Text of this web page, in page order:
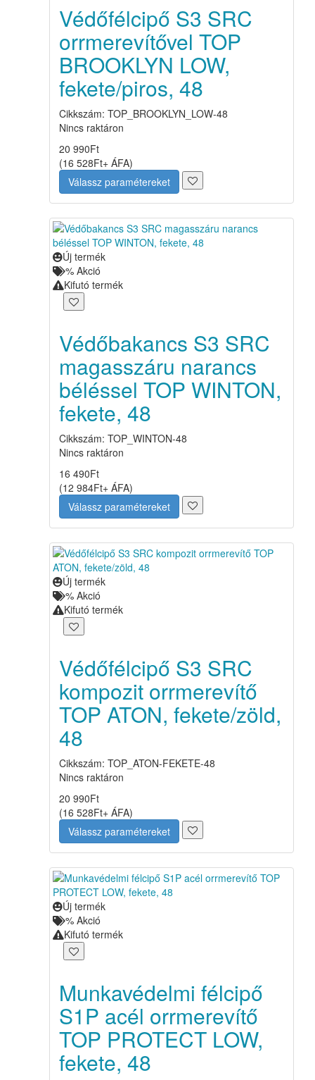
Védőfélcipő S3 SRC
orrmerevítővel TOP
BROOKLYN LOW,
fekete/piros, 48
Cikkszám: TOP_BROOKLYN_LOW-48
Nincs raktáron
20 990Ft
(16 528Ft+ ÁFA)
Válassz paramétereket
Új termék
% Akció
Kifutó termék
Védőbakancs S3 SRC
magasszáru narancs
béléssel TOP WINTON,
fekete, 48
Cikkszám: TOP_WINTON-48
Nincs raktáron
16 490Ft
(12 984Ft+ ÁFA)
Válassz paramétereket
Új termék
% Akció
Kifutó termék
Védőfélcipő S3 SRC
kompozit orrmerevítő
TOP ATON, fekete/zöld,
48
Cikkszám: TOP_ATON-FEKETE-48
Nincs raktáron
20 990Ft
(16 528Ft+ ÁFA)
Válassz paramétereket
Új termék
% Akció
Kifutó termék
Munkavédelmi félcipő
S1P acél orrmerevítő
TOP PROTECT LOW,
fekete, 48